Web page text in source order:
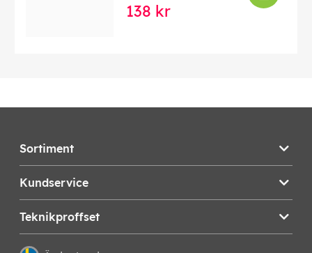
138 kr
Sortiment
Kundservice
Teknikproffset